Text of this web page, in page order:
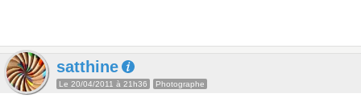
satthine
Le 20/04/2011 à 21h36 Photographe